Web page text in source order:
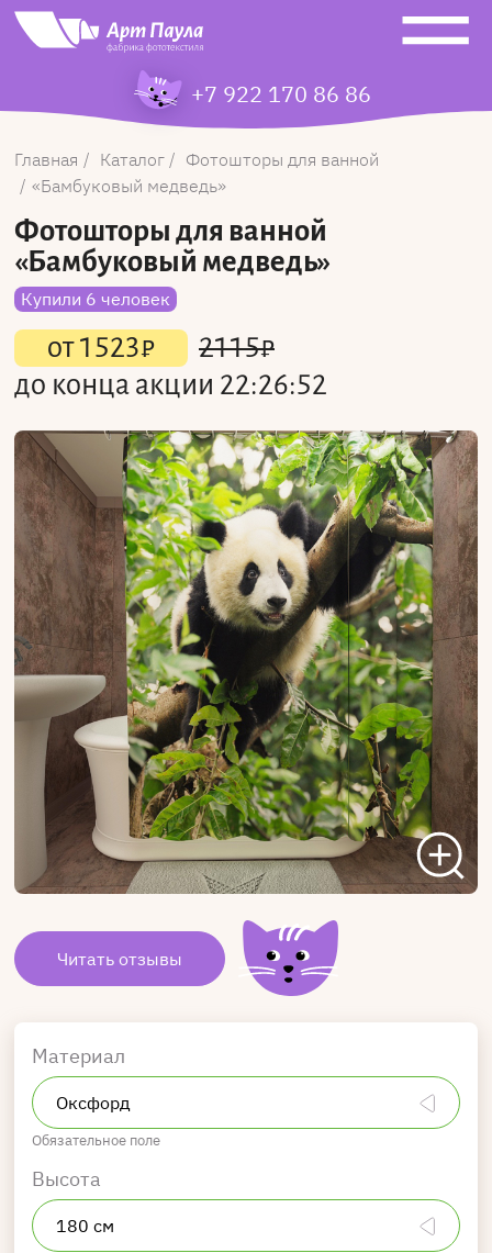
+7 922 170 86 86
Главная Каталог
Фотошторы для ванной
Бамбуковый медведь
Фотошторы для ванной
«Бамбуковый медведь»
Купили 6 человек
от1523₽ 2115₽
до конца акции 22:26:52
Читать отзывы
Материал
Обязательное поле
Высота